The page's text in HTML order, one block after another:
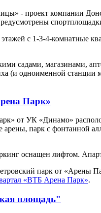
- проект компании
с 1-3-4-комнатные
садами, магазинами,
одноименной станции
Парк»
от УК «Динамо»
арены, парк с фонтанной
оснащен лифтом.
парк от «Арены
«ВТБ Арена Парк».
площадь"